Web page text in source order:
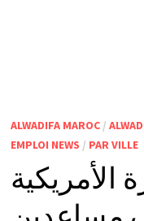
ALWADIFA MAROC/
EMPLOI NEWS / PAR VILLE
الأمريكية